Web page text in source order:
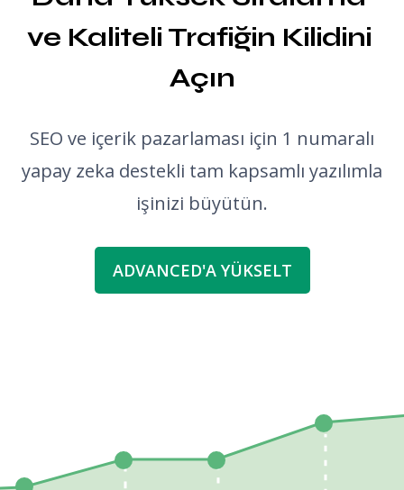
ve Kaliteli Trafiğin Kilidini
Açın
SEO ve içerik pazarlaması için 1 numaralı
yapay zeka destekli tam kapsamlı yazılımla
işinizi büyütün.
ADVANCED'A YÜKSELT